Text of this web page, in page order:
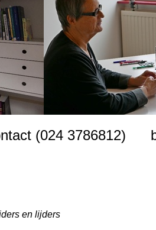
(024 3786812)
en lijders